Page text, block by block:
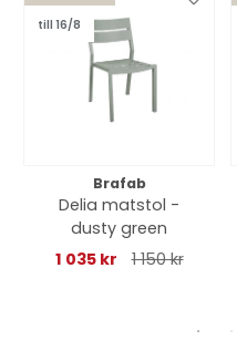
till 16/8
Brafab
Delia matstol -
dusty green
1 035 kr
1 150 kr